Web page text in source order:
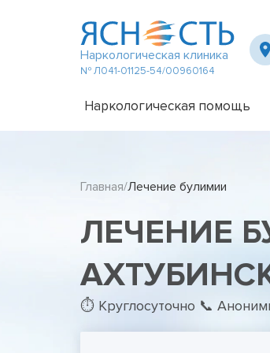
Наркологическая клиника
№ Л041-01125-54/00960164
Наркологическая помощь
Телефон доверия
Главная Лечение булимии
ЛЕЧЕНИЕ
⏱ Круглосуточно 📞